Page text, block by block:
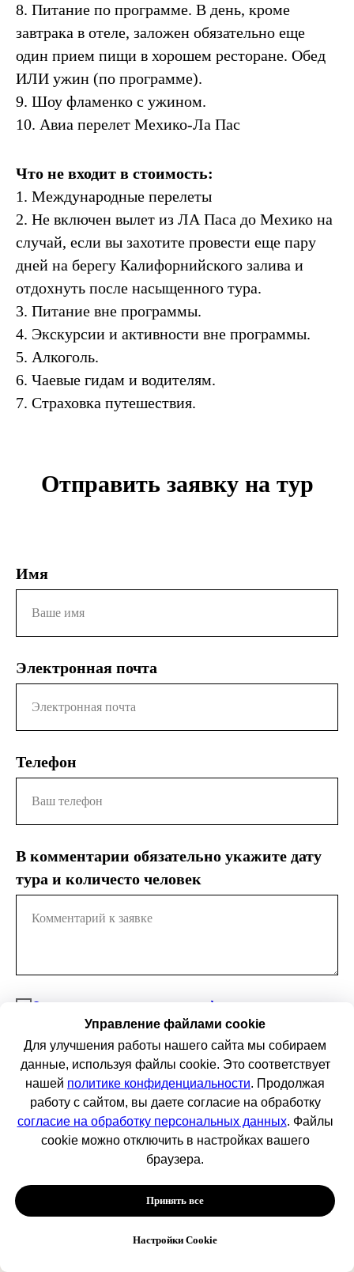
8. Питание по программе. В день, кроме
завтрака в отеле, заложен обязательно еще
один прием пищи в хорошем ресторане. Обед
ИЛИ ужин (по программе).
9. Шоу фламенко с ужином.
10. Авиа перелет Мехико-Ла Пас
Что не входит в стоимость:
1. Международные перелеты
2. Не включен вылет из ЛА Паса до Мехико на
случай, если вы захотите провести еще пару
дней на берегу Калифорнийского залива и
отдохнуть после насыщенного тура.
3. Питание вне программы.
4. Экскурсии и активности вне программы.
5. Алкоголь.
6. Чаевые гидам и водителям.
7. Страховка путешествия.
Отправить заявку на тур
Имя
Ваше имя
Электронная почта
Электронная почта
Телефон
Ваш телефон
В комментарии обязательно укажите дату
тура и количесто человек
Комментарий к заявке
Согласен на получение информации о новых
турах и специальных предложений
Отправить заявку
Нажимая на кнопку "Отправить", вы
подтверждаетесогласие на обработку
персональных данныхв соответствии с
политикой конфиденциальности
Управление файлами cookie
Для улучшения работы нашего сайта мы собираем
данные, используя файлы cookie. Это соответствует
нашей политике конфиденциальности. Продолжая
работу с сайтом, вы даете согласие на обработку
согласие на обработку персональных данных. Файлы
cookie можно отключить в настройках вашего
браузера.
Принять все
Настройки Cookie